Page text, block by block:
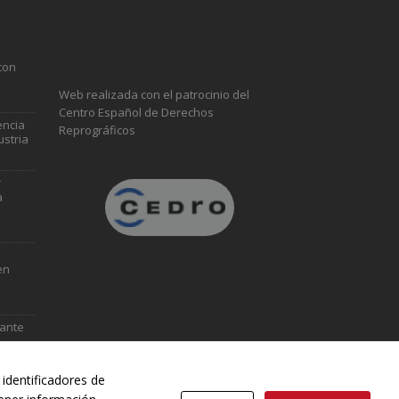
Web realizada con el patrocinio del
Centro Español de Derechos
Reprográficos
de